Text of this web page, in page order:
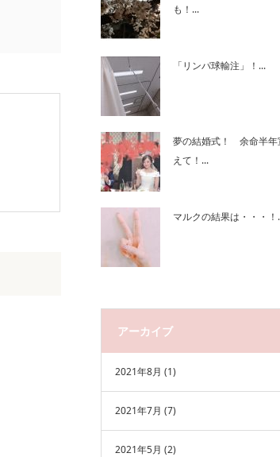
も！...
「リンパ球輸注」！...
夢の結婚式！ 余命半年
えて！...
マルクの結果は・・・！
アーカイブ
2021年8月 (1)
2021年7月 (7)
2021年5月 (2)